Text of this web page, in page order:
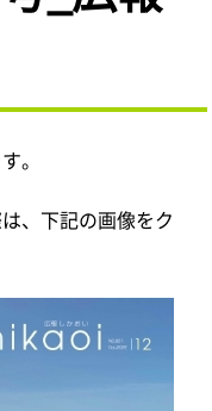
。
、下記の画像をク